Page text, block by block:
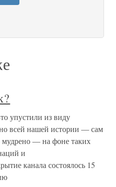
упустили из виду
всей нашей истории — сам
— на фоне таких
и
канала состоялось 15